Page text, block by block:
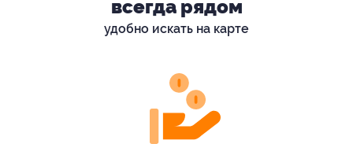
всегда рядом
удобно искать на карте